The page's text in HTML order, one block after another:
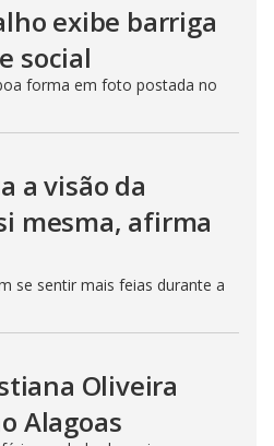
exibe barriga
social
forma em foto postada no
a visão da
mesma, afirma
se sentir mais feias durante a
Oliveira
Alagoas